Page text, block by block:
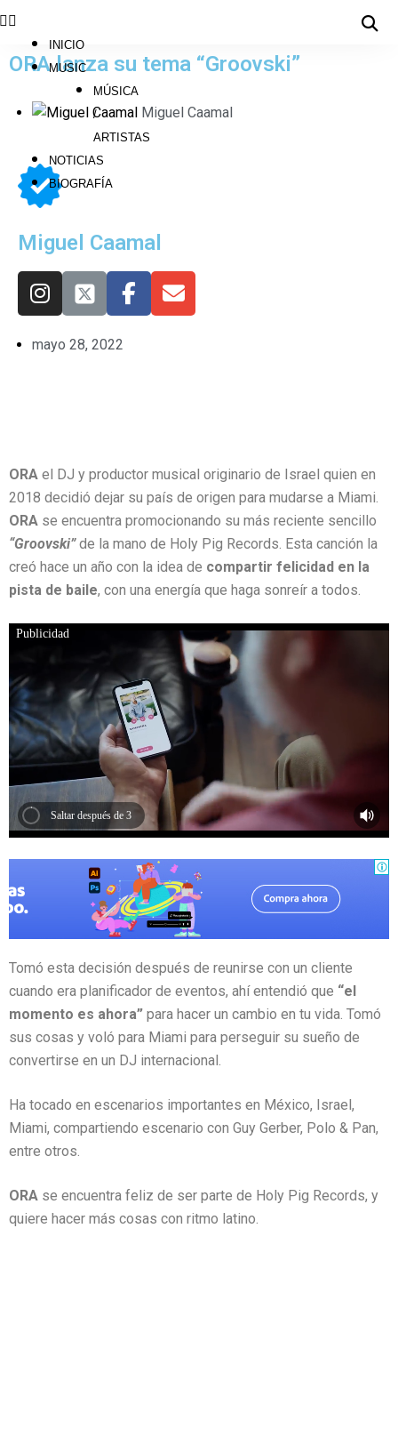
INICIO
MUSIC
MÚSICA
/
ARTISTAS
NOTICIAS
BIOGRAFÍA
ORA lanza su tema “Groovski”
Miguel Caamal
Miguel Caamal
mayo 28, 2022
ORA el DJ y productor musical originario de Israel quien en
2018 decidió dejar su país de origen para mudarse a Miami.
ORA se encuentra promocionando su más reciente sencillo
“Groovski”de la mano de Holy Pig Records. Esta canción la
creó hace un año con la idea de compartir felicidad en la
pista de baile, con una energía que haga sonreír a todos.
Publicidad
Saltar después de 2
Tomó esta decisión después de reunirse con un cliente
cuando era planificador de eventos, ahí entendió que “el
momento es ahora” para hacer un cambio en tu vida. Tomó
sus cosas y voló para Miami para perseguir su sueño de
convertirse en un DJ internacional.
Ha tocado en escenarios importantes en México, Israel,
Miami, compartiendo escenario con Guy Gerber, Polo & Pan,
entre otros.
ORA se encuentra feliz de ser parte de Holy Pig Records, y
quiere hacer más cosas con ritmo latino.